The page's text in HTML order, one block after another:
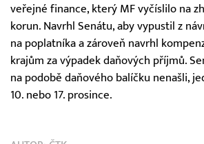
veřejné finance, který MF vyčíslilo na
korun. Navrhl Senátu, aby vypustil z
na poplatníka a zároveň navrhl
krajům za výpadek daňových příjmů.
na podobě daňového balíčku nenašli,
10. nebo 17. prosince.